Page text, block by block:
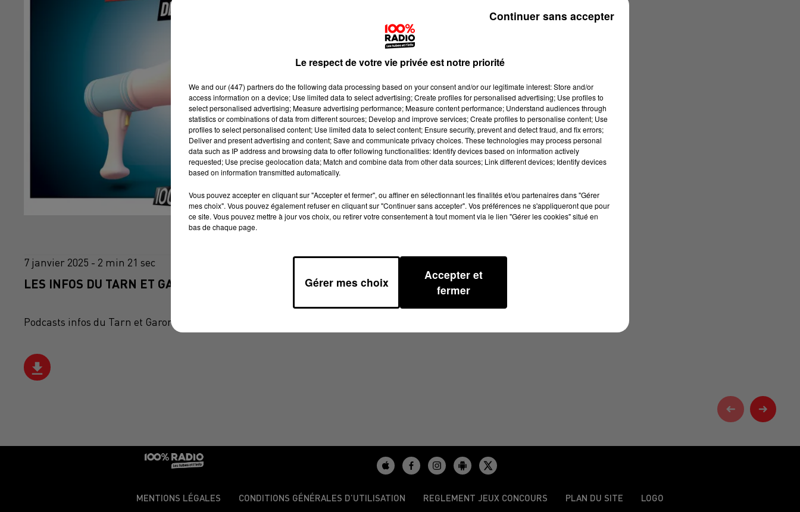
7 janvier 2025 - 2 min 21 sec
LES INFOS DU TARN ET GARONNE DU 07/01/2025 À 12H00
Podcasts infos du Tarn et Garonne
MENTIONS LÉGALES CONDITIONS GÉNÉRALES D’UTILISATION REGLEMENT JEUX CONCOURS PLAN DU SITE LOGO
Le respect de votre vie privée est notre priorité
We and our (447) partnersdo the following data processing based on your consent and/or our legitimate interest: Store and/or
access information on a device; Use limited data to select advertising; Create profiles for personalised advertising; Use profiles to
select personalised advertising; Measure advertising performance; Measure content performance; Understand audiences through
statistics or combinations of data from different sources; Develop and improve services; Create profiles to personalise content; Use
profiles to select personalised content; Use limited data to select content; Ensure security, prevent and detect fraud, and fix errors;
Deliver and present advertising and content; Save and communicate privacy choices. These technologies may process personal
data such as IP address and browsing data to offer following functionalities: Identify devices based on information actively
requested; Use precise geolocation data; Match and combine data from other data sources; Link different devices; Identify devices
based on information transmitted automatically.
Vous pouvez accepter en cliquant sur "Accepter et fermer", ou affiner en sélectionnant les finalités et/ou partenaires dans "Gérer
mes choix". Vous pouvez également refuser en cliquant sur "Continuer sans accepter". Vos préférences ne s'appliqueront que pour
ce site. Vous pouvez mettre à jour vos choix, ou retirer votre consentement à tout moment via le lien "Gérer les cookies" situé en
bas de chaque page.
Gérer mes choix
Accepter et
fermer
Continuer sans accepter